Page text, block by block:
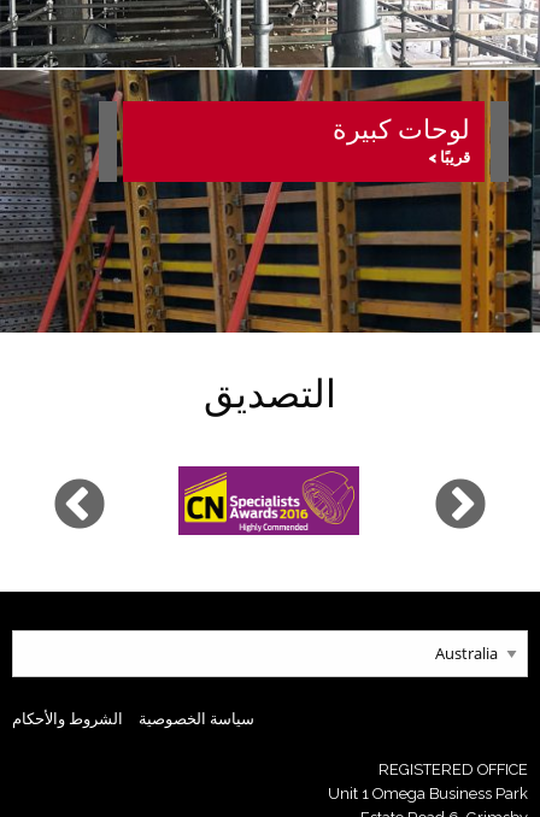
لوحات كبيرة
قريبًا >
التصديق
سياسة الخصوصية الشروط والأحكام
REGISTERED OFFICE
Unit 1 Omega Business Park